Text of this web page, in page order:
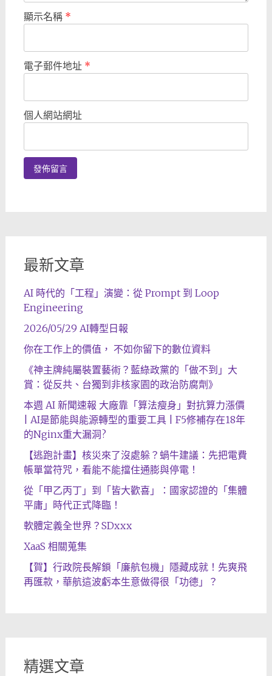
顯示名稱 *
電子郵件地址 *
個人網站網址
最新文章
AI 時代的「工程」演變：從 Prompt 到 Loop
Engineering
2026/05/29 AI轉型日報
你在工作上的價值， 不如你留下的數位資料
《神主牌純屬裝置藝術？藍綠政黨的「做不到」大
賞：從反共、台獨到非核家園的政治防腐劑》
本週 AI 新聞速報 大廠靠「算法瘦身」對抗算力漲價
| AI是節能與能源轉型的重要工具 | F5修補存在18年
的Nginx重大漏洞?
【逃跑計畫】核災來了沒處躲？蝸牛建議：先把電費
帳單當符咒，看能不能擋住通膨與停電！
從「甲乙丙丁」到「皆大歡喜」：國家認證的「集體
平庸」時代正式降臨！
軟體定義全世界？SDxxx
XaaS 相關蒐集
【賀】行政院長解鎖「廉航包機」隱藏成就！先爽飛
再匯款，華航這波虧本生意做得很「功德」？
精選文章